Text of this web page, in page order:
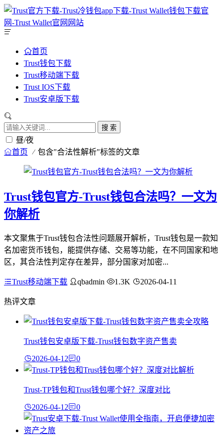
首页
Trust钱包下载
Trust移动端下载
Trust IOS下载
Trust安卓版下载
搜 索
昼/夜
首页 包含"合法性解析"标签的文章
Trust钱包官方-Trust钱包合法吗？一文为
你解析
本文聚焦于Trust钱包合法性问题展开解析，Trust钱包是一款知
名加密货币钱包，能提供存储、交易等功能，在不同国家和地
区，其合法性判定存在差异，部分国家对加密...
Trust移动端下载 qbadmin 1.3K 2026-04-11
热评文章
Trust钱包安卓版下载-Trust钱包数字资产售卖
2026-04-12 0
Trust-TP钱包和Trust钱包哪个好？深度对比
2026-04-12 0